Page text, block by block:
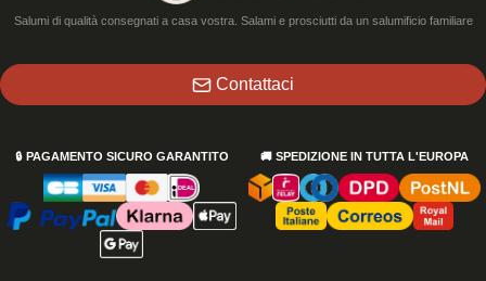
Salumi di qualità consegnati a casa vostra. Salami e prosciutti da un salumificio familiare
Contattaci
🔒 PAGAMENTO SICURO GARANTITO 🚚 SPEDIZIONE IN TUTTA L'EUROPA